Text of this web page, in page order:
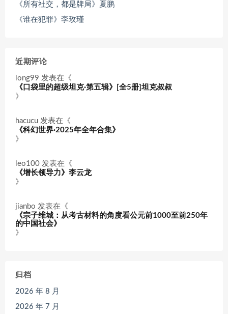
《所有社交，都是牌局》夏鹏
《谁在犯罪》李玫瑾
近期评论
long99 发表在《
《口袋里的超级坦克·第五辑》[全5册]坦克叔叔
》
hacucu 发表在《
《科幻世界·2025年全年合集》
》
leo100 发表在《
《增长领导力》李云龙
》
jianbo 发表在《
《宗子维城：从考古材料的角度看公元前1000至前250年
的中国社会》
》
归档
2026 年 8 月
2026 年 7 月